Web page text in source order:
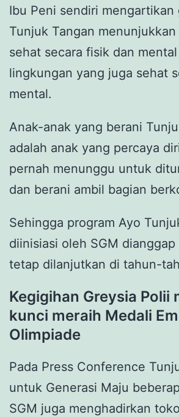
Ibu Peni sendiri mengartikan
Tunjuk Tangan
sehat secara fisik dan
lingkungan yang juga sehat
mental.
Anak-anak yang berani
adalah anak yang percaya
pernah menunggu untuk
dan berani ambil bagian
Sehingga program Ayo
diinisiasi oleh SGM
tetap dilanjutkan di tahun-
Kegigihan Greysia Polii
kunci meraih Medali
Olimpiade
Pada Press Conference
untuk Generasi Maju
SGM juga menghadirkan